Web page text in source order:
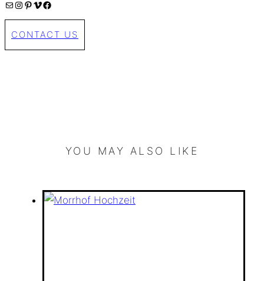
E-MailInstagram
Pinterest
VimeoFacebook
CONTACT US
YOU MAY ALSO LIKE